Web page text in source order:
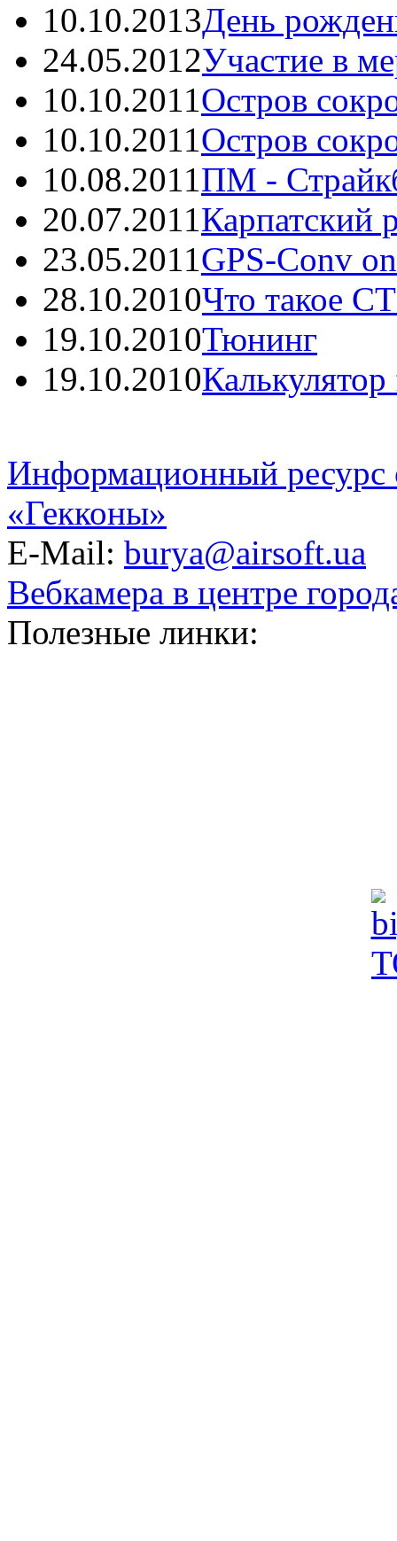
10.10.2013День
24.05.2012Участие в
10.10.2011Остров
10.10.2011Остров
10.08.2011ПМ -
20.07.2011Карпатский
23.05.2011GPS-Conv
28.10.2010Что такое
19.10.2010Тюнинг
19.10.2010
Информационный ресурс
«Гекконы»
E-Mail: burya@airsoft.ua
Вебкамера в центре
Полезные линки: